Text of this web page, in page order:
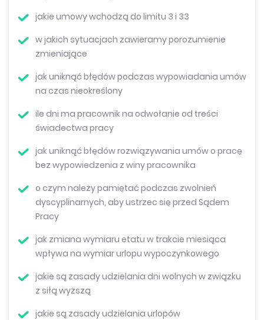
jakie umowy wchodzą do limitu 3 i 33
w jakich sytuacjach zawieramy porozumienie
zmieniające
jak uniknąć błędów podczas wypowiadania umów
na czas nieokreślony
ile dni ma pracownik na odwołanie od treści
świadectwa pracy
jak uniknąć błędów rozwiązywania umów o pracę
bez wypowiedzenia z winy pracownika
o czym należy pamiętać podczas zwolnień
dyscyplinarnych, aby ustrzec się przed Sądem
Pracy
jak zmiana wymiaru etatu w trakcie miesiąca
wpływa na wymiar urlopu wypoczynkowego
jakie są zasady udzielania dni wolnych w związku
z siłą wyższą
jakie są zasady udzielania urlopów